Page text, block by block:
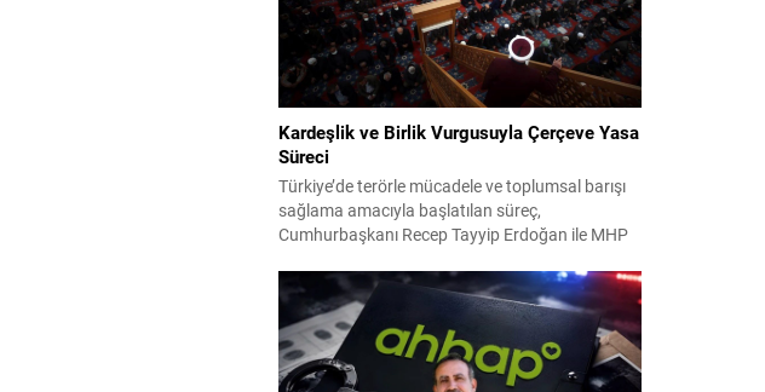
Kardeşlik ve Birlik Vurgusuyla Çerçeve Yasa
Süreci
Türkiye’de terörle mücadele ve toplumsal barışı
sağlama amacıyla başlatılan süreç,
Cumhurbaşkanı Recep Tayyip Erdoğan ile MHP
bir döneme girdi. Yaklaşık iki yıldır devam eden
çalışmaların ardından şimdi sürecin yasal zemini,
12 maddelik bir çerçeve yasa ile şekillendiriliyor.
Bugün komisyonda görüşülecek olan bu yasa
taslağı,...